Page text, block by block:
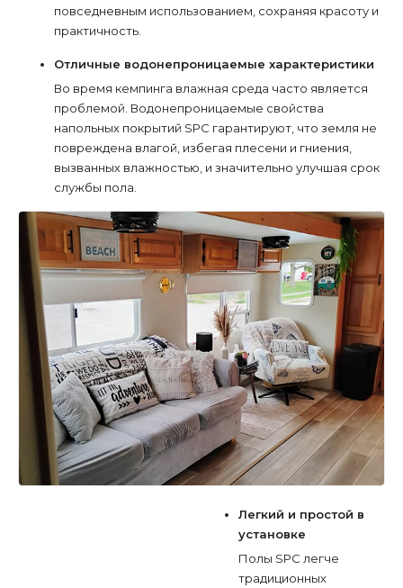
повседневным использованием, сохраняя красоту и
практичность.
Отличные водонепроницаемые характеристики
Во время кемпинга влажная среда часто является
проблемой. Водонепроницаемые свойства
напольных покрытий SPC гарантируют, что земля не
повреждена влагой, избегая плесени и гниения,
вызванных влажностью, и значительно улучшая срок
службы пола.
Легкий и простой в
установке
Полы SPC легче
традиционных